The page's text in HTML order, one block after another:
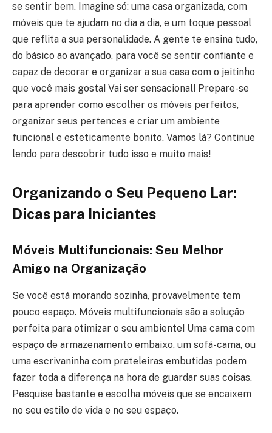
se sentir bem. Imagine só: uma casa organizada, com
móveis que te ajudam no dia a dia, e um toque pessoal
que reflita a sua personalidade. A gente te ensina tudo,
do básico ao avançado, para você se sentir confiante e
capaz de decorar e organizar a sua casa com o jeitinho
que você mais gosta! Vai ser sensacional! Prepare-se
para aprender como escolher os móveis perfeitos,
organizar seus pertences e criar um ambiente
funcional e esteticamente bonito. Vamos lá? Continue
lendo para descobrir tudo isso e muito mais!
Organizando o Seu Pequeno Lar:
Dicas para Iniciantes
Móveis Multifuncionais: Seu Melhor
Amigo na Organização
Se você está morando sozinha, provavelmente tem
pouco espaço. Móveis multifuncionais são a solução
perfeita para otimizar o seu ambiente! Uma cama com
espaço de armazenamento embaixo, um sofá-cama, ou
uma escrivaninha com prateleiras embutidas podem
fazer toda a diferença na hora de guardar suas coisas.
Pesquise bastante e escolha móveis que se encaixem
no seu estilo de vida e no seu espaço.